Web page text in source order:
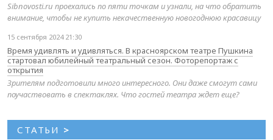
Sibnovosti.ru проехались по пяти точкам и узнали, на что обратить
внимание, чтобы не купить некачественную новогоднюю красавицу
15 сентября 2024 21:30
Время удивлять и удивляться. В красноярском театре Пушкина
стартовал юбилейный театральный сезон. Фоторепортаж с
открытия
Зрителям подготовили много интересного. Они даже смогут сами
поучаствовать в спектаклях. Что гостей театра ждет еще?
СТАТЬИ >